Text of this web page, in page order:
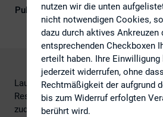
Publikationsform
Laut Studie von Cortent
Research wünschen sich
zudem gewinnen Roadshows und
nutzen wir die unten
nicht notwendigen Cookies,
dazu durch aktives Ankreuzen
entsprechenden Checkboxen
erteilt haben. Ihre Einwilligung
jederzeit widerrufen, ohne
Rechtmäßigkeit der aufgrund
bis zum Widerruf erfolgten
berührt wird.